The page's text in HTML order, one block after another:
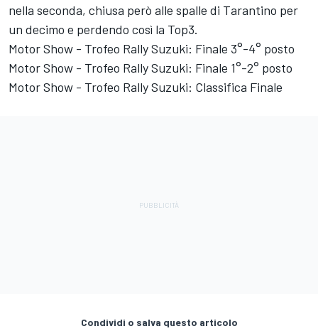
nella seconda, chiusa però alle spalle di Tarantino per
un decimo e perdendo così la Top3.
Motor Show - Trofeo Rally Suzuki: Finale 3°-4° posto
Motor Show - Trofeo Rally Suzuki: Finale 1°-2° posto
Motor Show - Trofeo Rally Suzuki: Classifica Finale
Condividi o salva questo articolo